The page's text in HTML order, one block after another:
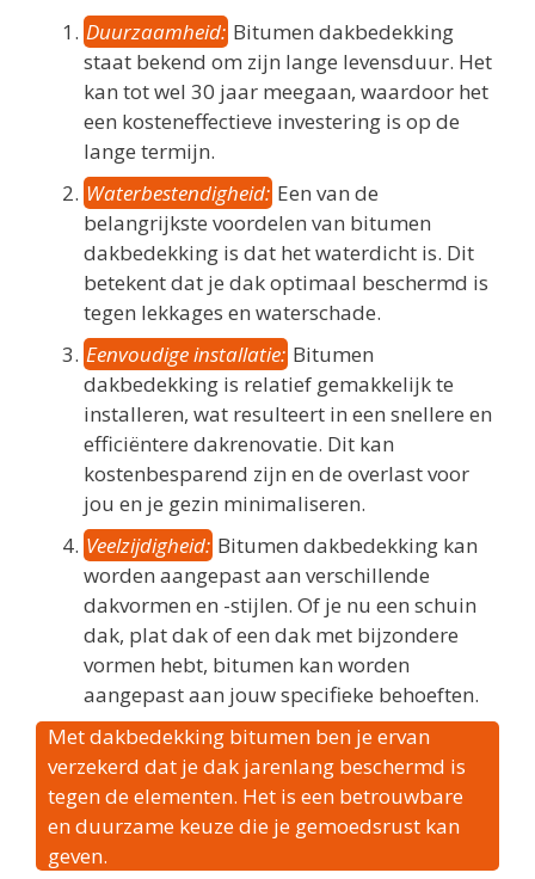
Duurzaamheid: Bitumen dakbedekking
staat bekend om zijn lange levensduur. Het
kan tot wel 30 jaar meegaan, waardoor het
een kosteneffectieve investering is op de
lange termijn.
Waterbestendigheid: Een van de
belangrijkste voordelen van bitumen
dakbedekking is dat het waterdicht is. Dit
betekent dat je dak optimaal beschermd is
tegen lekkages en waterschade.
Eenvoudige installatie: Bitumen
dakbedekking is relatief gemakkelijk te
installeren, wat resulteert in een snellere en
efficiëntere dakrenovatie. Dit kan
kostenbesparend zijn en de overlast voor
jou en je gezin minimaliseren.
Veelzijdigheid: Bitumen dakbedekking kan
worden aangepast aan verschillende
dakvormen en -stijlen. Of je nu een schuin
dak, plat dak of een dak met bijzondere
vormen hebt, bitumen kan worden
aangepast aan jouw specifieke behoeften.
Met dakbedekking bitumen ben je ervan
verzekerd dat je dak jarenlang beschermd is
tegen de elementen. Het is een betrouwbare
en duurzame keuze die je gemoedsrust kan
geven.